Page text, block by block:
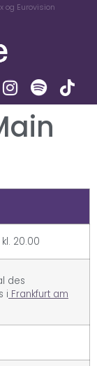
og Eurovision
20.00
des
i Frankfurt am